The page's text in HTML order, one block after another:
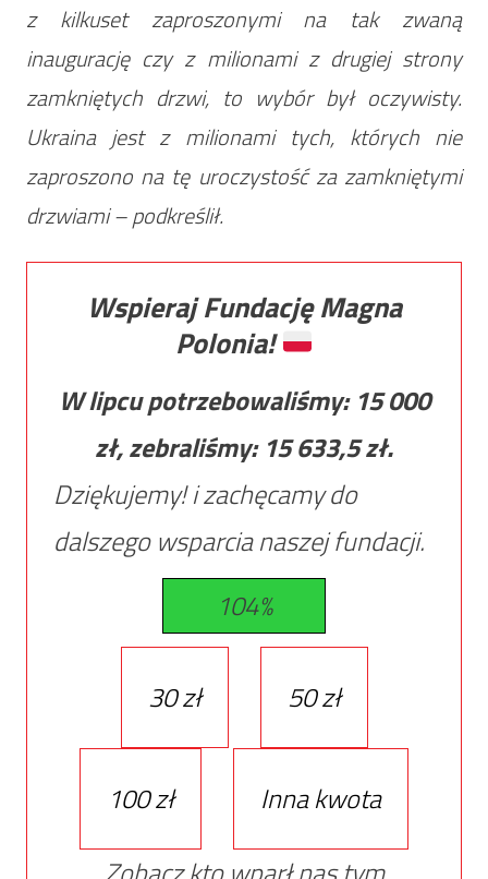
z kilkuset zaproszonymi na tak zwaną
inaugurację czy z milionami z drugiej strony
zamkniętych drzwi, to wybór był oczywisty.
Ukraina jest z milionami tych, których nie
zaproszono na tę uroczystość za zamkniętymi
drzwiami – podkreślił.
Wspieraj Fundację Magna
Polonia!
W lipcu potrzebowaliśmy: 15 000
zł, zebraliśmy: 15 633,5zł.
Dziękujemy! i zachęcamy do
dalszego wsparcia naszej fundacji.
104%
30 zł 50 zł
100 zł
Inna kwota